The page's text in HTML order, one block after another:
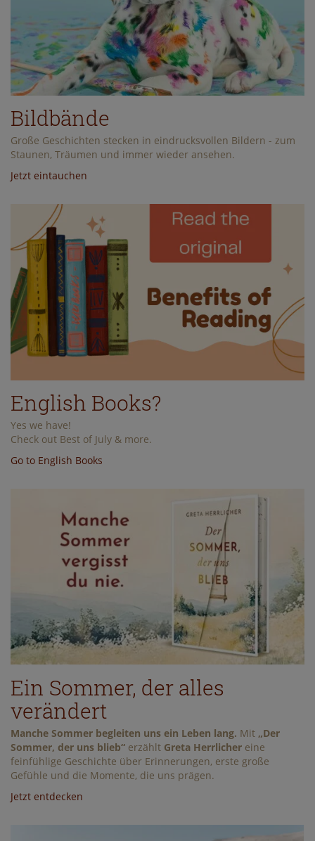
Bildbände
Große Geschichten stecken in eindrucksvollen Bildern - zum
Staunen, Träumen und immer wieder ansehen.
Jetzt eintauchen
English Books?
Yes we have!
Check out Best of July & more.
Go to English Books
Ein Sommer, der alles
verändert
Manche Sommer begleiten uns ein Leben lang. Mit „Der
Sommer, der uns blieb“ erzählt Greta Herrlicher eine
feinfühlige Geschichte über Erinnerungen, erste große
Gefühle und die Momente, die uns prägen.
Jetzt entdecken